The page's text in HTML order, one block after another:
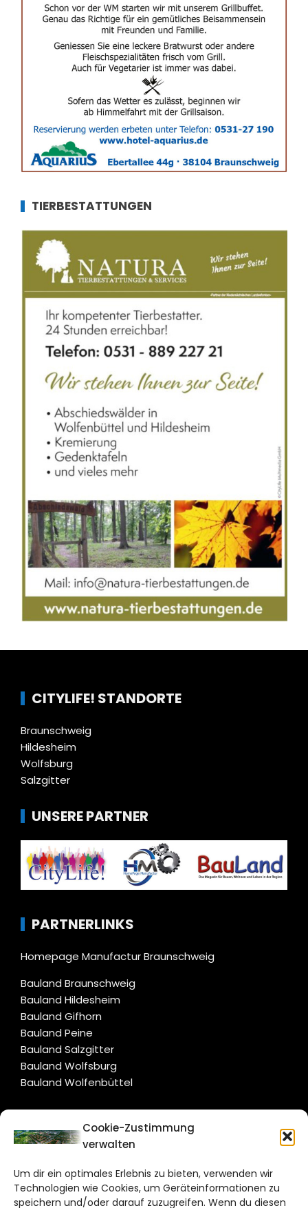
Cookie-Zustimmung
verwalten
Um dir ein optimales Erlebnis zu bieten, verwenden wir
Technologien wie Cookies, um Geräteinformationen zu
speichern und/oder darauf zuzugreifen. Wenn du diesen
TIERBESTATTUNGEN
CITYLIFE! STANDORTE
Braunschweig
Hildesheim
Wolfsburg
Salzgitter
UNSERE PARTNER
PARTNERLINKS
Homepage Manufactur Braunschweig
Bauland Braunschweig
Bauland Hildesheim
Bauland Gifhorn
Bauland Peine
Bauland Salzgitter
Bauland Wolfsburg
Bauland Wolfenbüttel
CITYLIFE!
Bruchtorwall 12
38100 Braunschweig